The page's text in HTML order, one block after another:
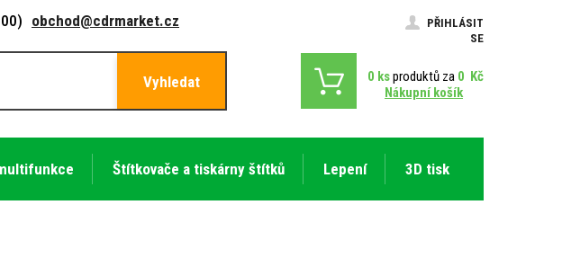
obchod@cdrmarket.cz
PŘIHLÁSIT
SE
Vyhledat 0 ksproduktů za 0 Kč
Nákupní košík
Štítkovače a tiskárny štítků Lepení 3D tisk